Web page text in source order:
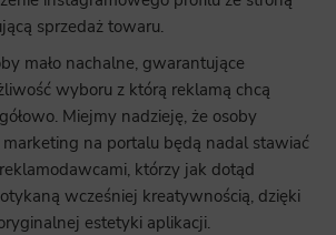
sprzedaż towaru.
mało nachalne, gwarantujące
wyboru z którą reklamą chcą
Miejmy nadzieję, że osoby
na portalu będą nadal stawiać
którzy jak dotąd
wcześniej kreatywnością, dzięki
estetyki aplikacji.